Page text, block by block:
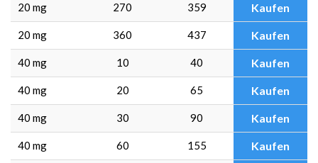
20 mg 270 359 Kaufen
20 mg 360 437 Kaufen
40 mg 10 40 Kaufen
40 mg 20 65 Kaufen
40 mg 30 90 Kaufen
40 mg 60 155 Kaufen